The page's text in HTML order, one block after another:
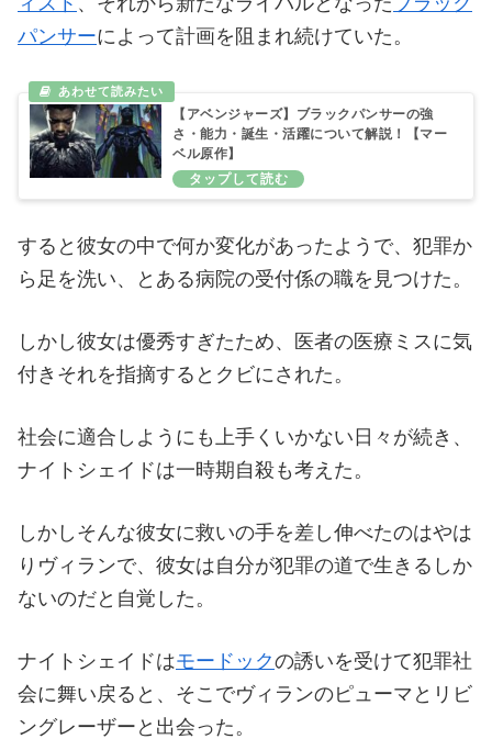
パンサーによって計画を阻まれ続けていた。
【アベンジャーズ】ブラックパンサーの強
さ・能力・誕生・活躍について解説！【マー
ベル原作】
すると彼女の中で何か変化があったようで、犯罪か
ら足を洗い、とある病院の受付係の職を見つけた。
しかし彼女は優秀すぎたため、医者の医療ミスに気
付きそれを指摘するとクビにされた。
社会に適合しようにも上手くいかない日々が続き、
ナイトシェイドは一時期自殺も考えた。
しかしそんな彼女に救いの手を差し伸べたのはやは
りヴィランで、彼女は自分が犯罪の道で生きるしか
ないのだと自覚した。
ナイトシェイドはモードックの誘いを受けて犯罪社
会に舞い戻ると、そこでヴィランのピューマとリビ
ングレーザーと出会った。